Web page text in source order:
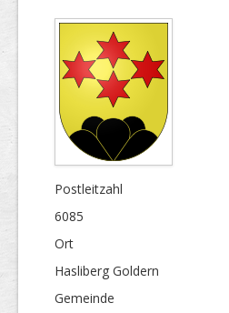
Postleitzahl
6085
Ort
Hasliberg Goldern
Gemeinde